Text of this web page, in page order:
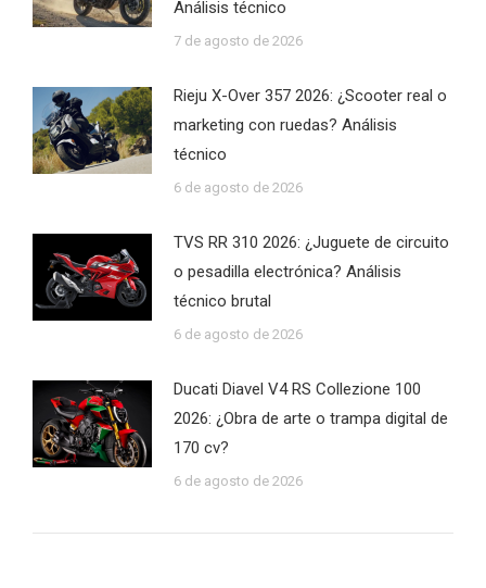
Análisis técnico
7 de agosto de 2026
Rieju X-Over 357 2026: ¿Scooter real o
marketing con ruedas? Análisis
técnico
6 de agosto de 2026
TVS RR 310 2026: ¿Juguete de circuito
o pesadilla electrónica? Análisis
técnico brutal
6 de agosto de 2026
Ducati Diavel V4 RS Collezione 100
2026: ¿Obra de arte o trampa digital de
170 cv?
6 de agosto de 2026